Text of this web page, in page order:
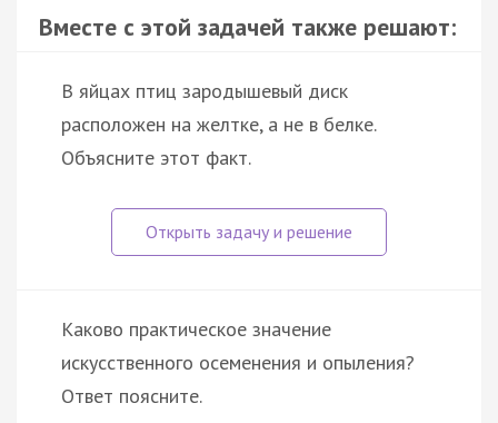
Вместе с этой задачей также решают:
В яйцах птиц зародышевый диск
расположен на желтке, а не в белке.
Объясните этот факт.
Каково практическое значение
искусственного осеменения и опыления?
Ответ поясните.